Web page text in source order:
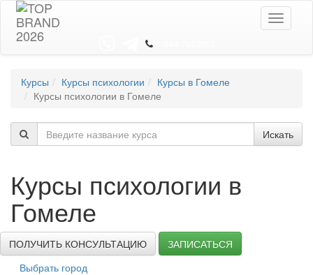
Toggle
Курсы Курсы психологии
Курсы в Гомеле
Курсы психологии в Гомеле
Искать
Курсы психологии в
Гомеле
ПОЛУЧИТЬ КОНСУЛЬТАЦИЮ
ЗАПИСАТЬСЯ
Выбрать город